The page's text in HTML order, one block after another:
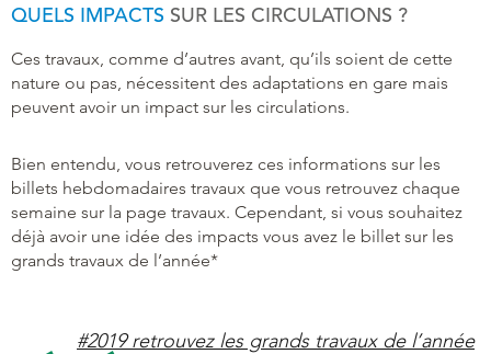
QUELS IMPACTS SUR LES CIRCULATIONS ?
Ces travaux, comme d’autres avant, qu’ils soient de cette
nature ou pas, nécessitent des adaptations en gare mais
peuvent avoir un impact sur les circulations.
Bien entendu, vous retrouverez ces informations sur les
billets hebdomadaires travaux que vous retrouvez chaque
semaine sur la page travaux. Cependant, si vous souhaitez
déjà avoir une idée des impacts vous avez le billet sur les
grands travaux de l’année*
#2019 retrouvez les grands travaux de l’année